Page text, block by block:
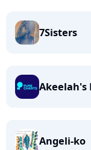
7Sisters
Akeelah's
Angeli-ko